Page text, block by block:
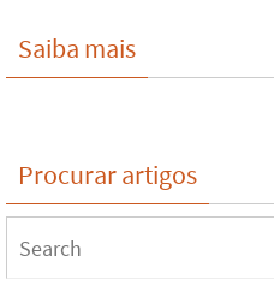
Saiba mais
Procurar artigos